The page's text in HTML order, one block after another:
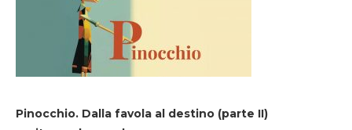
Pinocchio. Dalla favola al destino (parte II)